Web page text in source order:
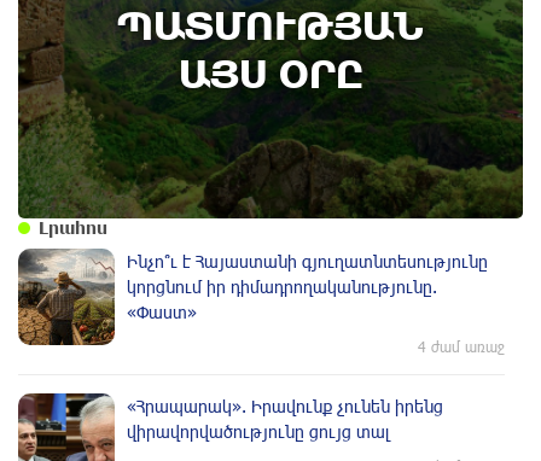
ՊԱՏՄՈՒԹՅԱՆ
ԱՅՍ ՕՐԸ
ՔՊ հնաբնակները խիստ հիասթափված են
նորերից. «Հրապարակ»
Լրահոս
Ինչո՞ւ է Հայաստանի գյուղատնտեսությունը
կորցնում իր դիմադրողականությունը.
«Փաստ»
4 ժամ առաջ
«Հրապարակ». Իրավունք չունեն իրենց
վիրավորվածությունը ցույց տալ